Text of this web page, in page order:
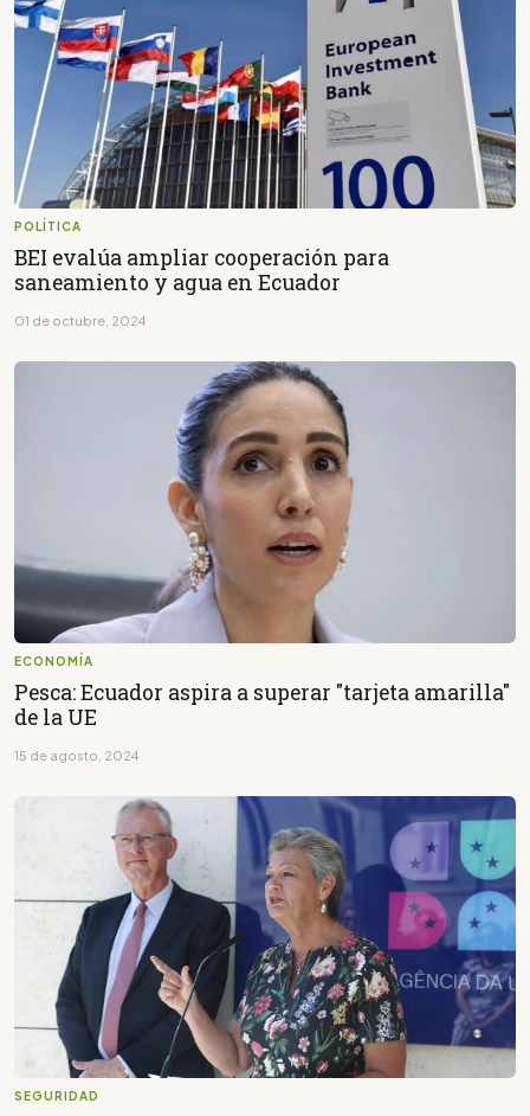
POLÍTICA
BEI evalúa ampliar cooperación para
saneamiento y agua en Ecuador
01 de octubre, 2024
ECONOMÍA
Pesca: Ecuador aspira a superar "tarjeta amarilla"
de la UE
15 de agosto, 2024
SEGURIDAD